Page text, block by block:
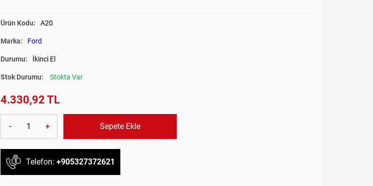
Ürün Kodu: A20
Marka: Ford
Durumu: İkinci El
Stok Durumu: Stokta Var
4.330,92 TL
- + Sepete Ekle
Telefon: +905327372621